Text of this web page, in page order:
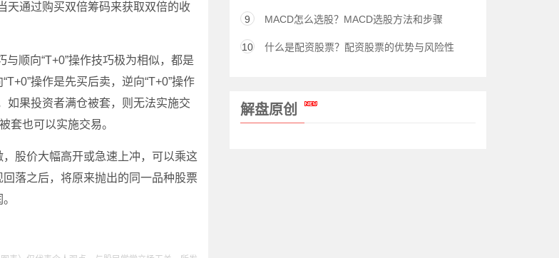
天通过购买双倍筹码来获取双倍的收
顺向“T+0”操作技巧极为相似，都是
操作是先买后卖，逆向“T+0”操作
如果投资者满仓被套，则无法实施交
套也可以实施交易。
股价大幅高开或急速上冲，可以乘这
落之后，将原来抛出的同一品种股票
9 MACD怎么选股？MACD选股方法和步骤
10 什么是配资股票？配资股票的优势与风险性
解盘原创